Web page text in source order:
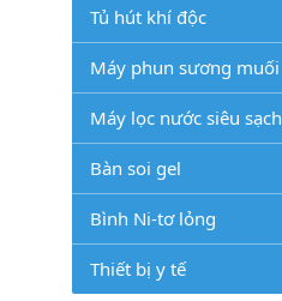
Tủ hút khí độc
Máy phun sương muối
Máy lọc nước siêu sạch
Bàn soi gel
Bình Ni-tơ lỏng
Thiết bị y tế